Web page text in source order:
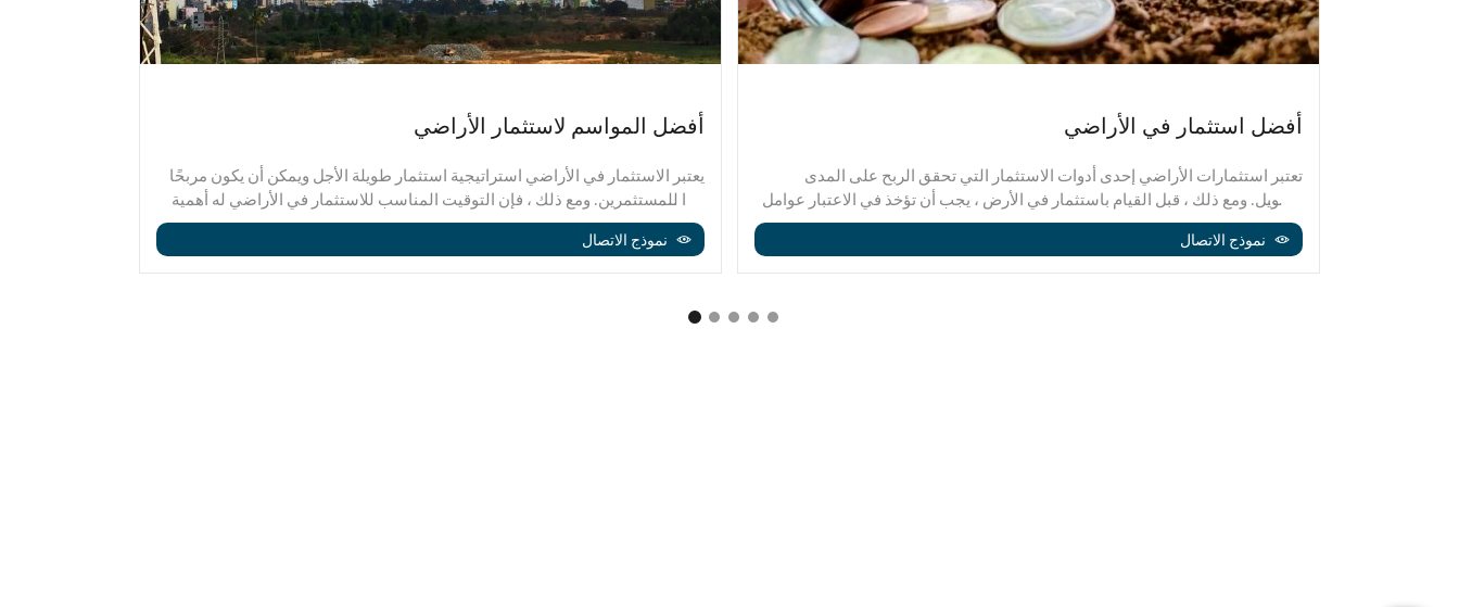
أفضل المواسم لاستثمار الأراضي
يعتبر الاستثمار في الأراضي استراتيجية استثمار طويلة الأجل ويمكن أن يكون مربحًا
جدًا للمستثمرين. ومع ذلك ، فإن التوقيت المناسب للاستثمار في الأراضي له أهمية
كبيرة أيضًا. من خلال تحديد أنسب المواسم للاستثمار في الأراضي ، يمكن
للمستثمرين الحصول على عائد
نموذج الاتصال
أفضل استثمار في الأراضي
تعتبر استثمارات الأراضي إحدى أدوات الاستثمار التي تحقق الربح على المدى
الطويل. ومع ذلك ، قبل القيام باستثمار في الأرض ، يجب أن تؤخذ في الاعتبار عوامل
مثل إمكانات المنطقة التي سيتم استثمارها وإمكانية التقدير المستقبلي. في هذه
المقالة ، سنقدم معلومات ع
نموذج الاتصال